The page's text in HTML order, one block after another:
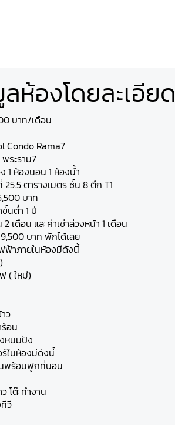
ห้องโดยละเอียด
บาท/เดือน
Condo Rama7
ระราม7
1 ห้องนอน 1 ห้องน้ำ
ตารางเมตร ชั้น 8 ตึก T1
บาท
นต่ำ 1 ปี
2 เดือน และค่าเช่าล่วงหน้า 1 เดือน
บาท พักได้เลย
ฟฟ้าภายในห้องมีดังนี้
( ใหม่)
ว
อน
หนมปัง
ร์ในห้องมีดังนี้
นพร้อมฟูกที่นอน
โต๊ะทำงาน
วี